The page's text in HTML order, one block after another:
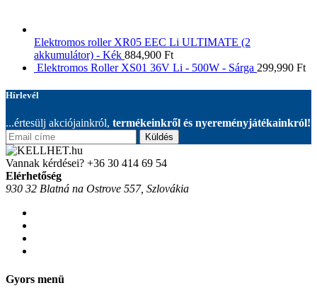
Elektromos roller XR05 EEC Li ULTIMATE (2
akkumulátor) - Kék 884,900 Ft
Elektromos Roller XS01 36V Li - 500W - Sárga 299,990 Ft
Hírlevél
...értesülj akciójainkról, termékeinkről és nyereményjátékainkról!
Küldés
Vannak kérdései? +36 30 414 69 54
Elérhetőség
930 32 Blatná na Ostrove 557, Szlovákia
Gyors menü